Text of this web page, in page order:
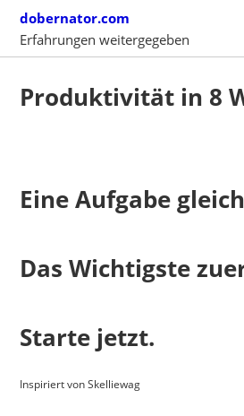
content
dobernator.com
Erfahrungen weitergegeben
CONTENT
Produktivität in 8
Eine Aufgabe
Das Wichtigste
Starte jetzt.
Inspiriert von Skelliewag